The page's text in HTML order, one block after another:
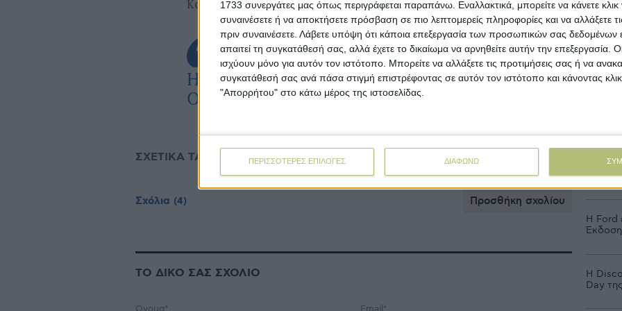
1733 συνεργάτες μας όπως περιγράφεται παραπάνω. Εναλλακτικά, μπορείτε να κάνετε κλικ
συναινέσετε ή να αποκτήσετε πρόσβαση σε πιο λεπτομερείς πληροφορίες και να αλλάξετε
πριν συναινέσετε. Λάβετε υπόψη ότι κάποια επεξεργασία των προσωπικών σας δεδομένων
απαιτεί τη συγκατάθεσή σας, αλλά έχετε το δικαίωμα να αρνηθείτε αυτήν την επεξεργασία.
ισχύουν μόνο για αυτόν τον ιστότοπο. Μπορείτε να αλλάξετε τις προτιμήσεις σας ή να
συγκατάθεσή σας ανά πάσα στιγμή επιστρέφοντας σε αυτόν τον ιστότοπο και κάνοντας
"Απορρήτου" στο κάτω μέρος της ιστοσελίδας.
ΠΕΡΙΣΣΟΤΕΡΕΣ ΕΠΙΛΟΓΕΣ ΔΙΑΦΩΝΩ
Κατά τα λοιπά ισχύει η ανωτέρω απόφαση.
Η σχετική τροποποιητική απόφαση του
ΟΠΕΚΕΠΕ είναι διαθέσιμηεδώ
ΣΧΕΤΙΚΑ TAGS ΟΠΕΚΕΠΕ βασική ενίσχυση πληρωμές αγροτών
Σχόλια (4) Προσθήκη σχολίου
ΤΟ ΔΙΚΟ ΣΑΣ ΣΧΟΛΙΟ
Όνομα* Email*
Στο
Η Ford
Η
Day